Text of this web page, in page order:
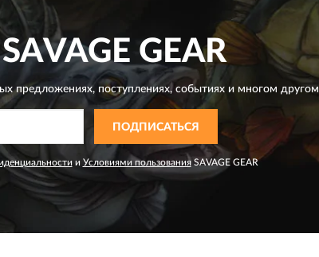
GEAR
предложениях,поступлениях, событиях и многом другом
ПОДПИСАТЬСЯ
и Условиями пользованияSAVAGE GEAR